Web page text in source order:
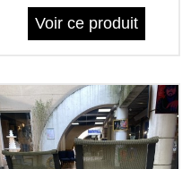
Voir ce produit